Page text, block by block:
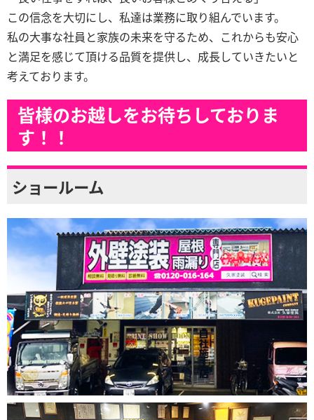
この信念を大切にし、私達は業務に取り組んでいます。
私の大事な社員と家族の未来を守るため、これからも安心
と満足を感じて頂ける品質を提供し、成長していきたいと
考えております。
皆様のお越しをお待ちしておりま
す！！
ショールーム